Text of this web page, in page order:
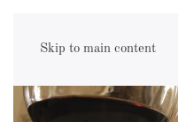
Skip to main content